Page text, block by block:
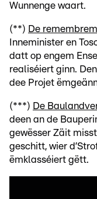
Wunnenge waart.
(**) De
Inneminister en
datt op engem
realiséiert ginn.
dee Projet
(***) De
deen an de
gewësser Zäit
geschitt, wier
ëmklasséiert gëtt.